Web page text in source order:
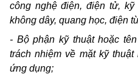
công nghệ điện, điện tử,
không dây, quang học, điện
- Bộ phận kỹ thuật hoặc
trách nhiệm về mặt kỹ
ứng dụng;